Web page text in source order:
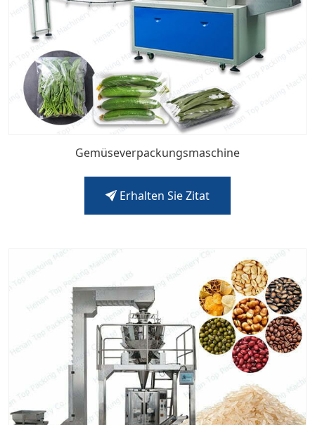
Gemüseverpackungsmaschine
Erhalten Sie Zitat